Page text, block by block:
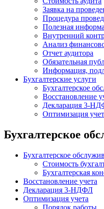
Заявка на
Процедура
Полезная
Внутренний
Анализ
Отчет аудитора
Обязательная
Информация,
Бухгалтерские услуги
Бухгалтерское
Восcтановление
Декларация 3-
Оптимизация
Бухгалтерское
Бухгалтерское
Стоимость
Бухгалтерская
Восcтановление учета
Декларация 3-НДФЛ
Оптимизация учета
Порядок работы